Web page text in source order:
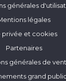
générales
légales
privée et cookies
Partenaires
générales de
grand public